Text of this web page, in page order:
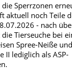
Sperrzonen
aktuell noch Teile
- nach
Tierseuche bei
Spree-Neiße
II lediglich als ASP-